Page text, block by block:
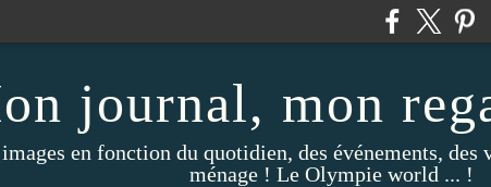
journal, mon
en fonction du quotidien, des événements, des
ménage ! Le Olympie world ... !